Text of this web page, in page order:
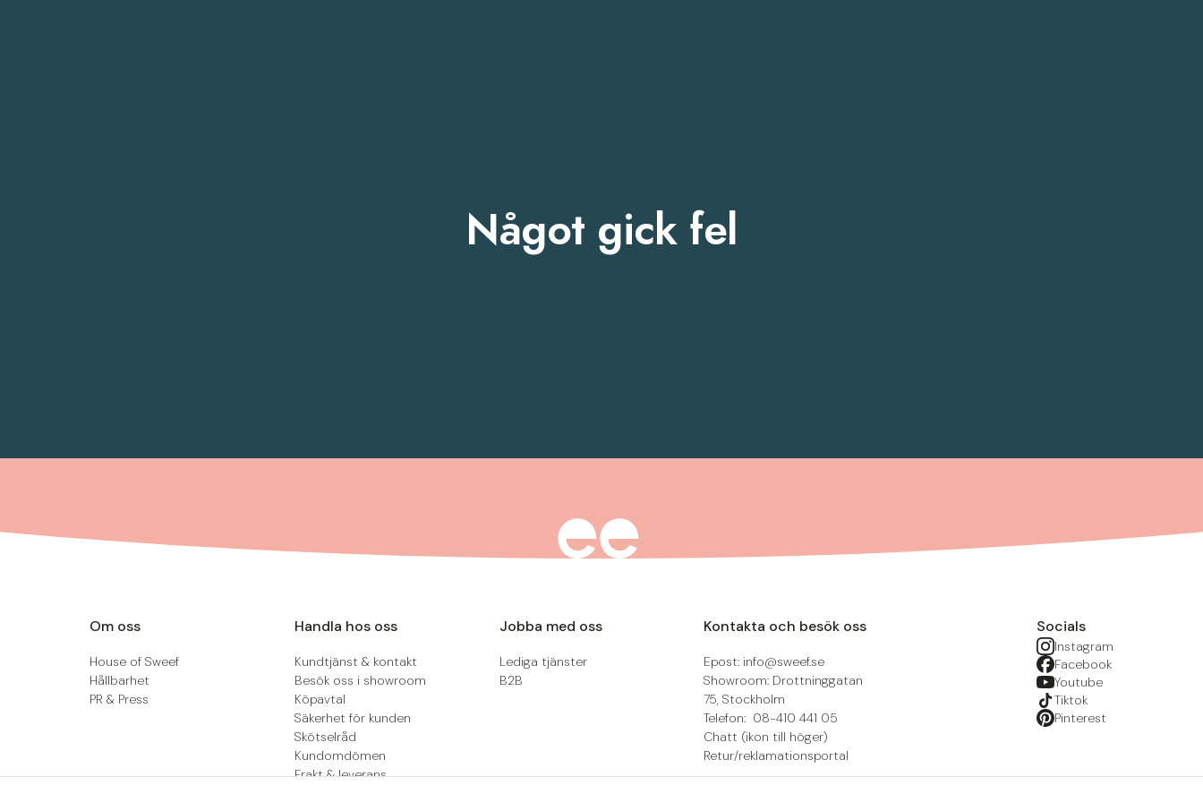
Något gick fel
Om oss
House of Sweef
Hållbarhet
PR & Press
Handla hos oss
Kundtjänst & kontakt
Besök oss i showroom
Köpavtal
Säkerhet för kunden
Skötselråd
Kundomdömen
Frakt & leverans
Jobba med oss
Lediga tjänster
B2B
Kontakta och besök oss
Epost: info@sweef.se
Showroom: Drottninggatan
75, Stockholm
Telefon: 08-410 441 05
Chatt (ikon till höger)
Retur/reklamationsportal
Socials
Instagram
Facebook
Youtube
Tiktok
Pinterest